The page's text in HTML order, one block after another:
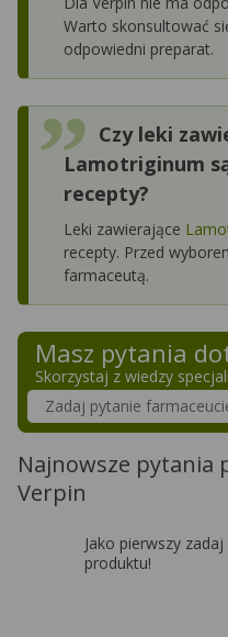
Warto skonsultować
odpowiedni preparat.
Czy leki
Lamotriginum
recepty?
Leki zawierające
recepty. Przed
farmaceutą.
Masz pytania
Skorzystaj z wiedzy
Szukaj w poradnikach o
Najnowsze pytania
Verpin
Jako pierwszy
produktu!